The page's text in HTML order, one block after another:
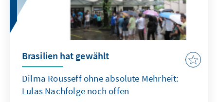
Brasilien hat gewählt
Dilma Rousseff ohne absolute Mehrheit:
Lulas Nachfolge noch offen